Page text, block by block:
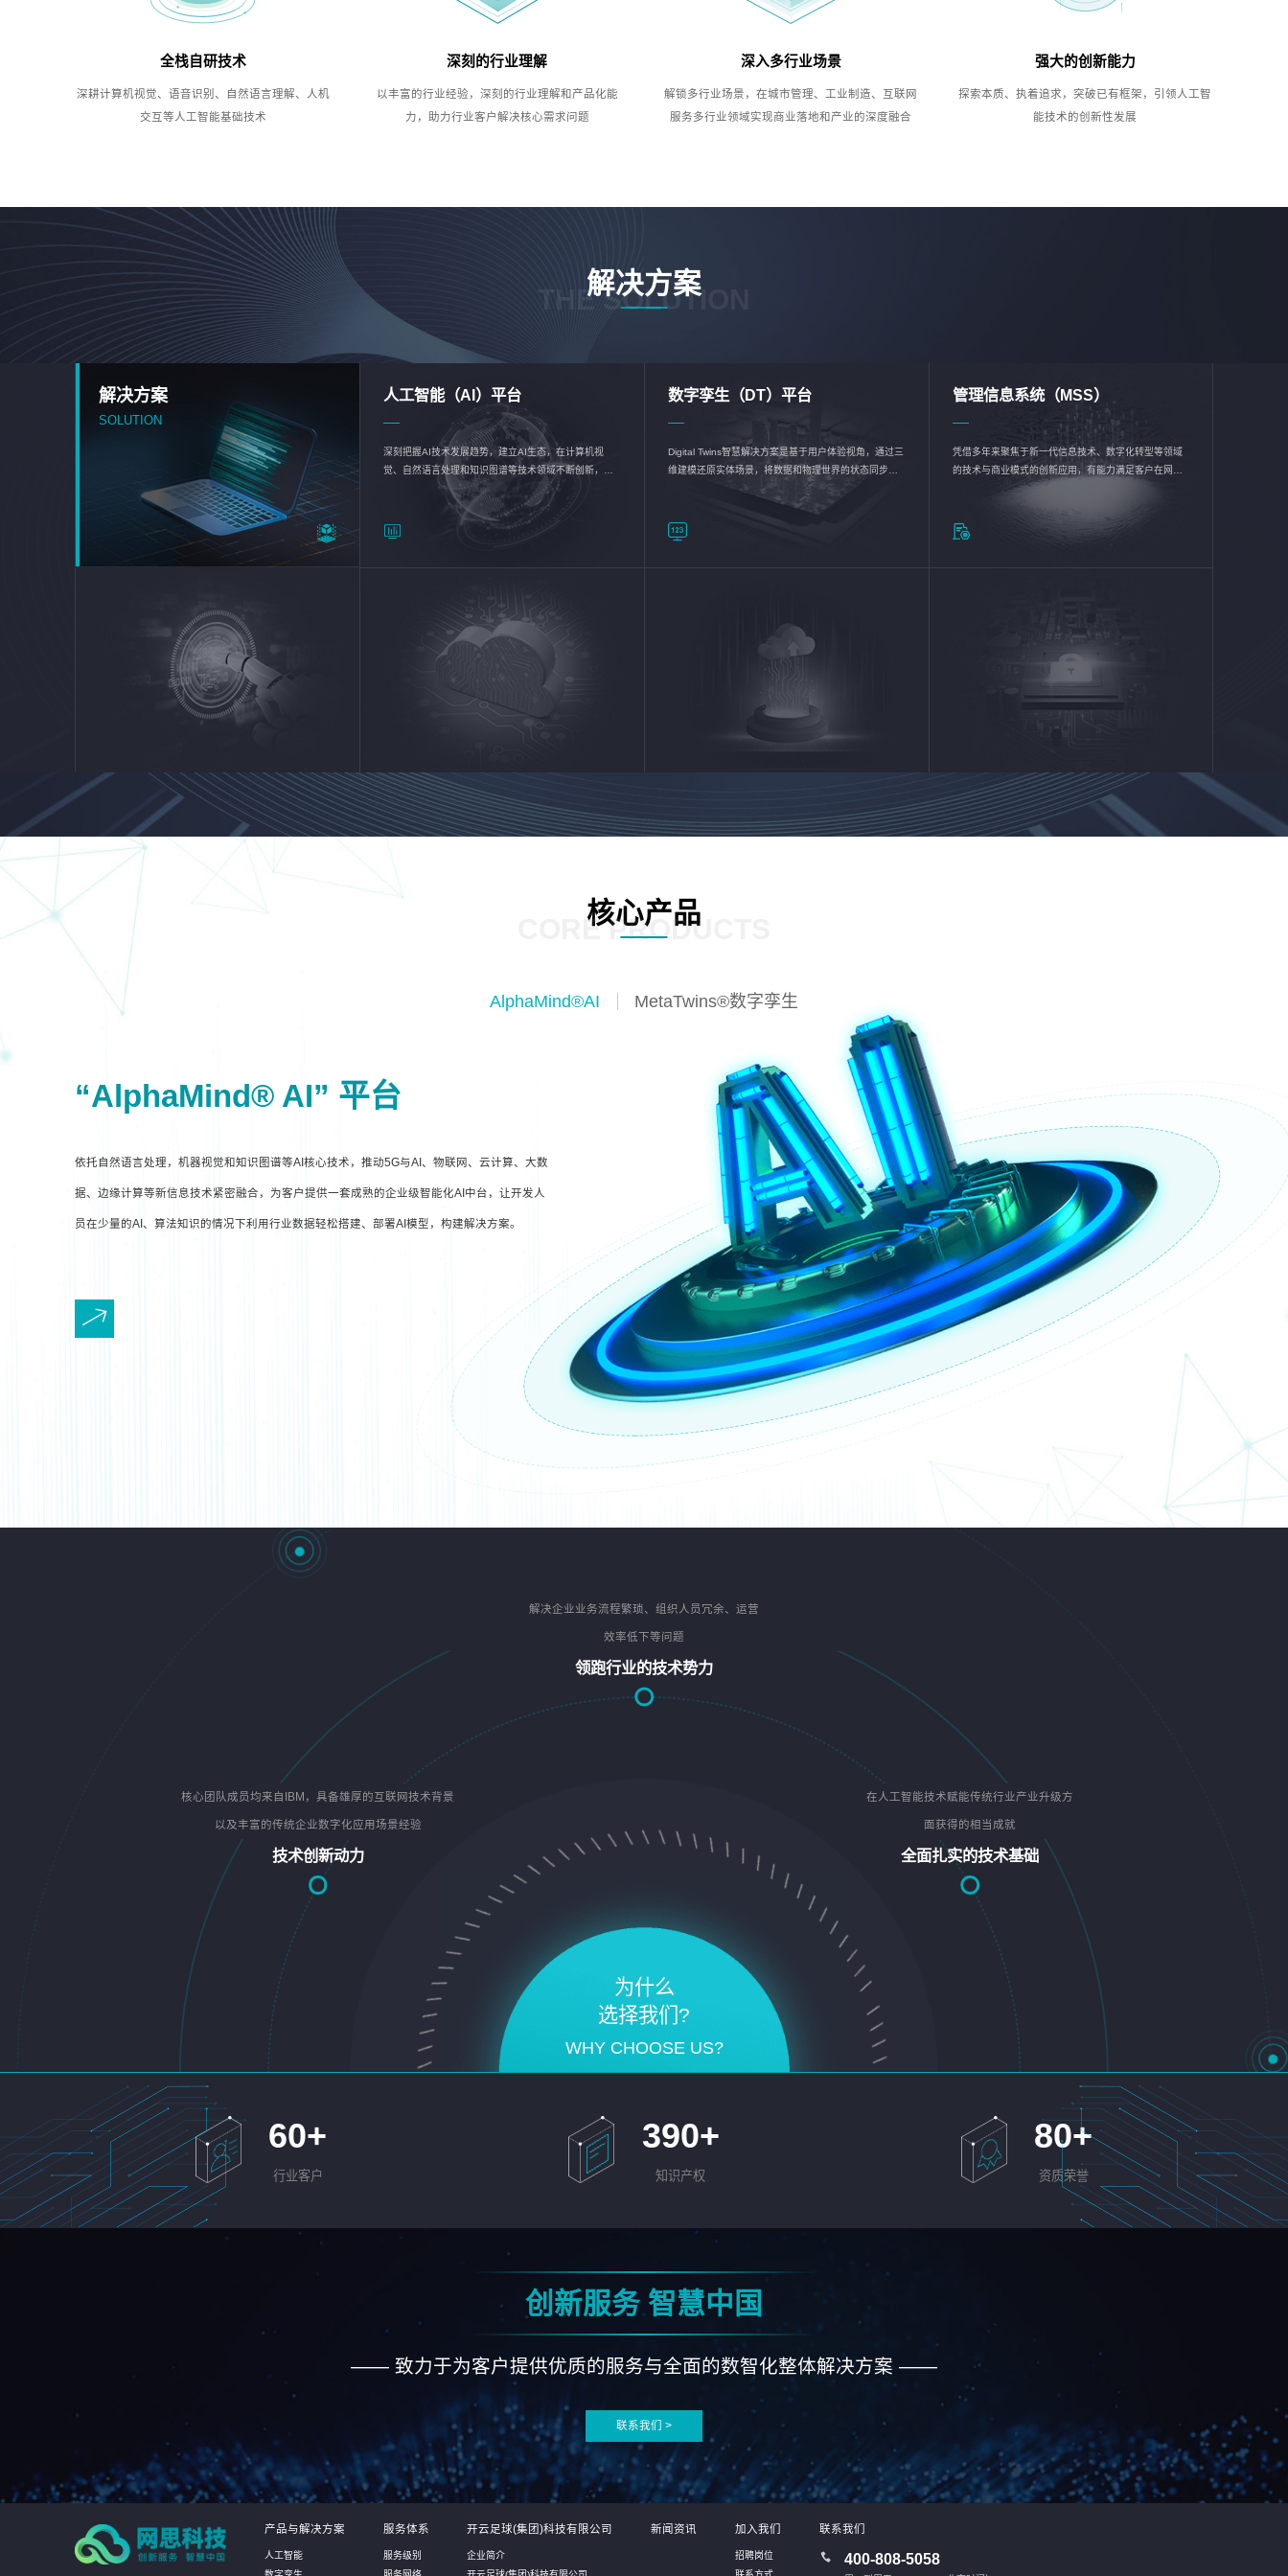
全栈自研技术
深耕计算机视觉、语音识别、自然语言理解、人机
交互等人工智能基础技术
深刻的行业理解
以丰富的行业经验，深刻的行业理解和产品化能
力，助力行业客户解决核心需求问题
深入多行业场景
解锁多行业场景，在城市管理、工业制造、互联网
服务多行业领域实现商业落地和产业的深度融合
强大的创新能力
探索本质、执着追求，突破已有框架，引领人工智
能技术的创新性发展
解决方案
THE SOLUTION
解决方案
SOLUTION
人工智能（AI）平台
深刻把握AI技术发展趋势，建立AI生态，在计算机视
觉、自然语言处理和知识图谱等技术领域不断创新，持
续优化企业数智化转型加速器—AlphaMind®AI能力开放
数字孪生（DT）平台
Digital Twins智慧解决方案是基于用户体验视角，通过三
维建模还原实体场景，将数据和物理世界的状态同步呈
现，使用户对关键数据有更直观的感受，推动各行业完
成智能化转型，实现新旧动能的转换
管理信息系统（MSS）
凭借多年来聚焦于新一代信息技术、数字化转型等领域
的技术与商业模式的创新应用，有能力满足客户在网络
优化、运营维护和信息安全防护等方面的需求，为客户
核心产品
CORE PRODUCTS
AlphaMind®AI MetaTwins®数字孪生
“AlphaMind® AI” 平台
依托自然语言处理，机器视觉和知识图谱等AI核心技术，推动5G与AI、物联网、云计算、大数
据、边缘计算等新信息技术紧密融合，为客户提供一套成熟的企业级智能化AI中台，让开发人
员在少量的AI、算法知识的情况下利用行业数据轻松搭建、部署AI模型，构建解决方案。
为什么
选择我们?
WHY CHOOSE US?
核心团队成员均来自IBM，具备雄厚的互联网技术背景
以及丰富的传统企业数字化应用场景经验
技术创新动力
解决企业业务流程繁琐、组织人员冗余、运营
效率低下等问题
领跑行业的技术势力
在人工智能技术赋能传统行业产业升级方
面获得的相当成就
全面扎实的技术基础
60+
行业客户
390+
知识产权
80+
资质荣誉
创新服务 智慧中国
—— 致力于为客户提供优质的服务与全面的数智化整体解决方案 ——
联系我们 >
产品与解决方案
人工智能
服务体系
服务级别
开云足球(集团)科技有限公司
企业简介
新闻资讯 加入我们
招聘岗位
联系我们
400-808-5058